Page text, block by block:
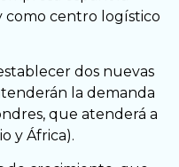
como centro logístico
dos nuevas
la demanda
que atenderá a
y África).